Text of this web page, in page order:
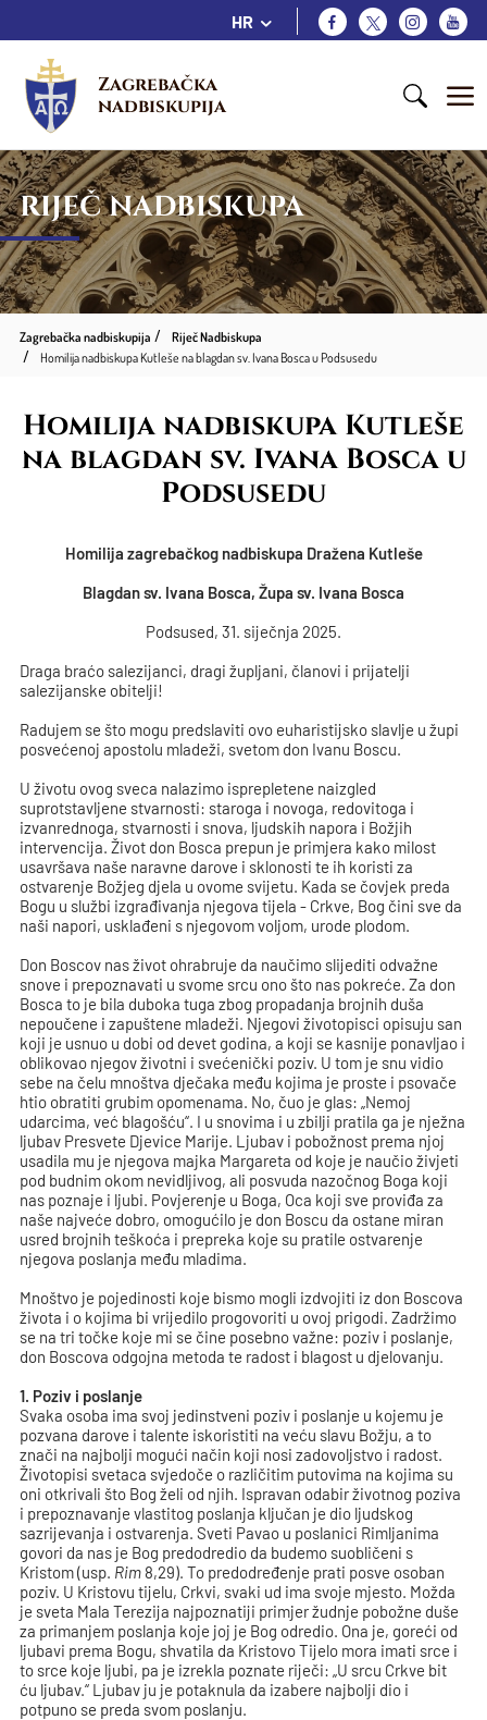
HR
Zagrebačka
nadbiskupija
RIJEČ NADBISKUPA
Zagrebačka nadbiskupija
Riječ Nadbiskupa
Homilija nadbiskupa Kutleše na blagdan sv. Ivana Bosca u Podsusedu
Homilija nadbiskupa Kutleše
na blagdan sv. Ivana Bosca u
Podsusedu
Homilija zagrebačkog nadbiskupa Dražena Kutleše
Blagdan sv. Ivana Bosca, Župa sv. Ivana Bosca
Podsused, 31. siječnja 2025.
Draga braćo salezijanci, dragi župljani, članovi i prijatelji
salezijanske obitelji!
Radujem se što mogu predslaviti ovo euharistijsko slavlje u župi
posvećenoj apostolu mladeži, svetom don Ivanu Boscu.
U životu ovog sveca nalazimo isprepletene naizgled
suprotstavljene stvarnosti: staroga i novoga, redovitoga i
izvanrednoga, stvarnosti i snova, ljudskih napora i Božjih
intervencija. Život don Bosca prepun je primjera kako milost
usavršava naše naravne darove i sklonosti te ih koristi za
ostvarenje Božjeg djela u ovome svijetu. Kada se čovjek preda
Bogu u službi izgrađivanja njegova tijela - Crkve, Bog čini sve da
naši napori, usklađeni s njegovom voljom, urode plodom.
Don Boscov nas život ohrabruje da naučimo slijediti odvažne
snove i prepoznavati u svome srcu ono što nas pokreće. Za don
Bosca to je bila duboka tuga zbog propadanja brojnih duša
nepoučene i zapuštene mladeži. Njegovi životopisci opisuju san
koji je usnuo u dobi od devet godina, a koji se kasnije ponavljao i
oblikovao njegov životni i svećenički poziv. U tom je snu vidio
sebe na čelu mnoštva dječaka među kojima je proste i psovače
htio obratiti grubim opomenama. No, čuo je glas: „Nemoj
udarcima, već blagošću“. I u snovima i u zbilji pratila ga je nježna
ljubav Presvete Djevice Marije. Ljubav i pobožnost prema njoj
usadila mu je njegova majka Margareta od koje je naučio živjeti
pod budnim okom nevidljivog, ali posvuda nazočnog Boga koji
nas poznaje i ljubi. Povjerenje u Boga, Oca koji sve proviđa za
naše najveće dobro, omogućilo je don Boscu da ostane miran
usred brojnih teškoća i prepreka koje su pratile ostvarenje
njegova poslanja među mladima.
Mnoštvo je pojedinosti koje bismo mogli izdvojiti iz don Boscova
života i o kojima bi vrijedilo progovoriti u ovoj prigodi. Zadržimo
se na tri točke koje mi se čine posebno važne: poziv i poslanje,
don Boscova odgojna metoda te radost i blagost u djelovanju.
1. Poziv i poslanje
Svaka osoba ima svoj jedinstveni poziv i poslanje u kojemu je
pozvana darove i talente iskoristiti na veću slavu Božju, a to
znači na najbolji mogući način koji nosi zadovoljstvo i radost.
Životopisi svetaca svjedoče o različitim putovima na kojima su
oni otkrivali što Bog želi od njih. Ispravan odabir životnog poziva
i prepoznavanje vlastitog poslanja ključan je dio ljudskog
sazrijevanja i ostvarenja. Sveti Pavao u poslanici Rimljanima
govori da nas je Bog predodredio da budemo suobličeni s
Kristom (usp. Rim 8,29). To predodređenje prati posve osoban
poziv. U Kristovu tijelu, Crkvi, svaki ud ima svoje mjesto. Možda
je sveta Mala Terezija najpoznatiji primjer žudnje pobožne duše
za primanjem poslanja koje joj je Bog odredio. Ona je, goreći od
ljubavi prema Bogu, shvatila da Kristovo Tijelo mora imati srce i
to srce koje ljubi, pa je izrekla poznate riječi: „U srcu Crkve bit
ću ljubav.“ Ljubav ju je potaknula da izabere najbolji dio i
potpuno se preda svom poslanju.